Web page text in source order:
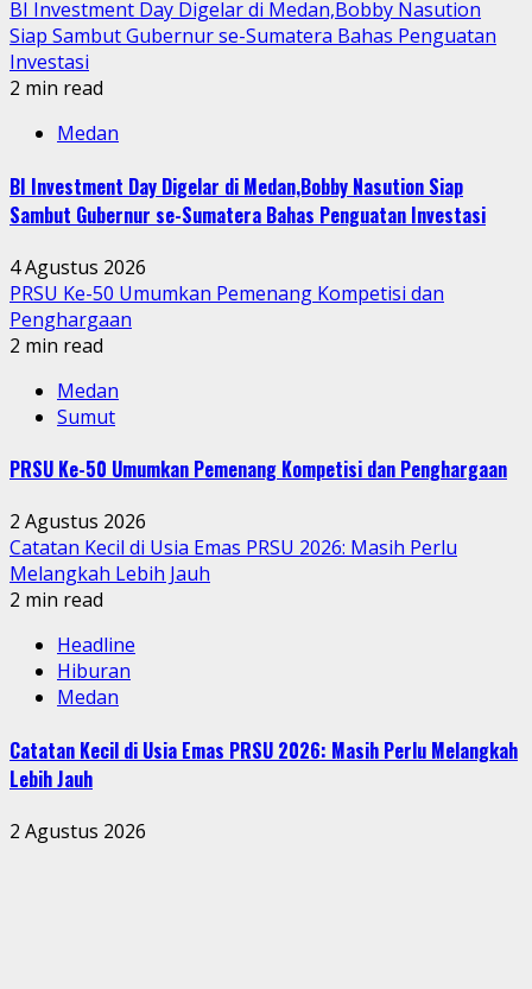
BI Investment Day Digelar di Medan,Bobby Nasution
Siap Sambut Gubernur se-Sumatera Bahas Penguatan
Investasi
2 min read
Medan
BI Investment Day Digelar di Medan,Bobby Nasution Siap
Sambut Gubernur se-Sumatera Bahas Penguatan Investasi
4 Agustus 2026
PRSU Ke-50 Umumkan Pemenang Kompetisi dan
Penghargaan
2 min read
Medan
Sumut
PRSU Ke-50 Umumkan Pemenang Kompetisi dan Penghargaan
2 Agustus 2026
Catatan Kecil di Usia Emas PRSU 2026: Masih Perlu
Melangkah Lebih Jauh
2 min read
Headline
Hiburan
Medan
Catatan Kecil di Usia Emas PRSU 2026: Masih Perlu Melangkah
Lebih Jauh
2 Agustus 2026